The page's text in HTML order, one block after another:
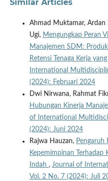
Similar Articles
Ahmad Muktamar, Ardan
Ugi, Mengungkap Peran
Manajemen SDM:
Retensi Tenaga Kerja
International
(2024): Februari 2024
Dwi Nirwana, Rahmat
Hubungan Kinerja
of International
(2024): Juni 2024
Rajwa Hauzan, Pengaruh
Kepemimpinan Terhadap
Indah , Journal of
Vol. 2 No. 7 (2024): Juli